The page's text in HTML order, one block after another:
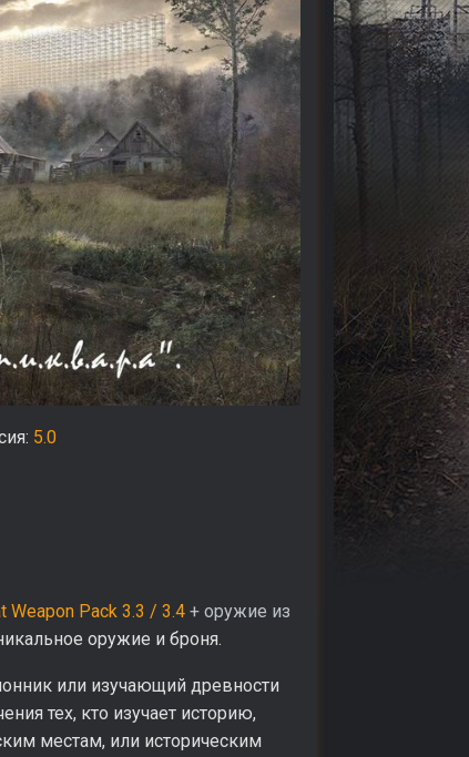
5.0
Weapon Pack 3.3 / 3.4 + оружие из
оружие и броня.
или изучающий древности
тех, кто изучает историю,
местам, или историческим